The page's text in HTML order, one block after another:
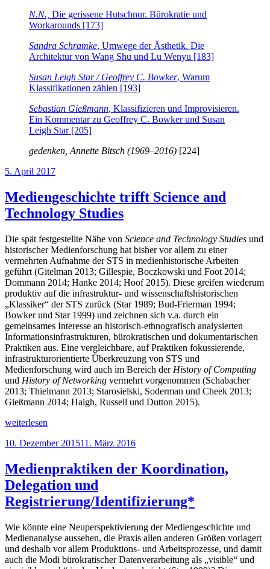
N.N., Die gerissene Hutschnur. Bürokratie und
Workarounds [173]
Sandra Schramke, Umwege der Ästhetik. Die
Architektur von Wang Shu und Lu Wenyu [183]
Susan Leigh Star / Geoffrey C. Bowker, Warum
Klassifikationen zählen [193]
Sebastian Gießmann, Klassifizieren und Improvisieren.
Ein Kommentar zu Geoffrey C. Bowker und Susan
Leigh Star [205]
gedenken, Annette Bitsch (1969–2016) [224]
Veröffentlicht
5. April 2017
Mediengeschichte trifft Science and
Technology Studies
Die spät festgestellte Nähe von Science and Technology Studies und
historischer Medienforschung hat bisher vor allem zu einer
vermehrten Aufnahme der STS in medienhistorische Arbeiten
geführt (Gitelman 2013; Gillespie, Boczkowski und Foot 2014;
Dommann 2014; Hanke 2014; Hoof 2015). Diese greifen wiederum
produktiv auf die infrastruktur- und wissenschaftshistorischen
„Klassiker“ der STS zurück (Star 1989; Bud-Frierman 1994;
Bowker und Star 1999) und zeichnen sich v.a. durch ein
gemeinsames Interesse an historisch-ethnografisch analysierten
Informationsinfrastrukturen, bürokratischen und dokumentarischen
Praktiken aus. Eine vergleichbare, auf Praktiken fokussierende,
infrastrukturorientierte Überkreuzung von STS und
Medienforschung wird auch im Bereich der History of Computing
und History of Networking vermehrt vorgenommen (Schabacher
2013; Thielmann 2013; Starosielski, Soderman und Cheek 2013;
Gießmann 2014; Haigh, Russell und Dutton 2015).
„Mediengeschichte
Science
Technology
Studies“
weiterlesen
Veröffentlicht
10. Dezember 201511. März 2016
Medienpraktiken der Koordination,
Delegation und
Registrierung/Identifizierung*
Wie könnte eine Neuperspektivierung der Mediengeschichte und
Medienanalyse aussehen, die Praxis allen anderen Größen vorlagert
und deshalb vor allem Produktions- und Arbeitsprozesse, und damit
auch die Modi bürokratischer Datenverarbeitung als „visible“ und